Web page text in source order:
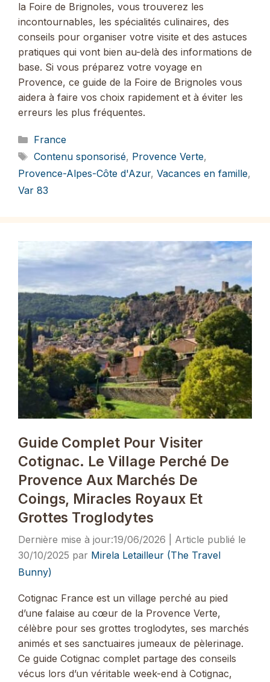
la Foire de Brignoles, vous trouverez les
incontournables, les spécialités culinaires, des
conseils pour organiser votre visite et des astuces
pratiques qui vont bien au-delà des informations de
base. Si vous préparez votre voyage en
Provence, ce guide de la Foire de Brignoles vous
aidera à faire vos choix rapidement et à éviter les
erreurs les plus fréquentes.
Catégories
France
Étiquettes
Contenu sponsorisé, Provence Verte,
Provence-Alpes-Côte d'Azur, Vacances en famille,
Var 83
Guide Complet Pour Visiter
Cotignac. Le Village Perché De
Provence Aux Marchés De
Coings, Miracles Royaux Et
Grottes Troglodytes
19/06/2026
30/10/2025 par Mirela Letailleur (The Travel
Bunny)
Cotignac France est un village perché au pied
d’une falaise au cœur de la Provence Verte,
célèbre pour ses grottes troglodytes, ses marchés
animés et ses sanctuaires jumeaux de pèlerinage.
Ce guide Cotignac complet partage des conseils
vécus lors d’un véritable week-end à Cotignac,